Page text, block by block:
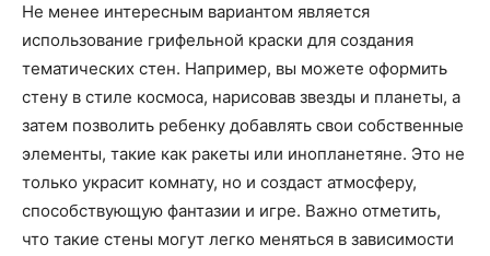
Не менее интересным вариантом является
использование грифельной краски для создания
тематических стен. Например, вы можете оформить
стену в стиле космоса, нарисовав звезды и планеты, а
затем позволить ребенку добавлять свои собственные
элементы, такие как ракеты или инопланетяне. Это не
только украсит комнату, но и создаст атмосферу,
способствующую фантазии и игре. Важно отметить,
что такие стены могут легко меняться в зависимости